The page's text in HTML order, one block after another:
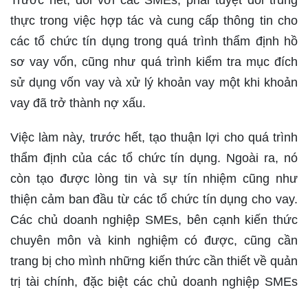
thực trong việc hợp tác và cung cấp thông tin cho
các tổ chức tín dụng trong quá trình thẩm định hồ
sơ vay vốn, cũng như quá trình kiểm tra mục đích
sử dụng vốn vay và xử lý khoản vay một khi khoản
vay đã trở thành nợ xấu.
Việc làm này, trước hết, tạo thuận lợi cho quá trình
thẩm định của các tổ chức tín dụng. Ngoài ra, nó
còn tạo được lòng tin và sự tín nhiệm cũng như
thiện cảm ban đầu từ các tổ chức tín dụng cho vay.
Các chủ doanh nghiệp SMEs, bên cạnh kiến thức
chuyên môn và kinh nghiệm có được, cũng cần
trang bị cho mình những kiến thức cần thiết về quản
trị tài chính, đặc biệt các chủ doanh nghiệp SMEs